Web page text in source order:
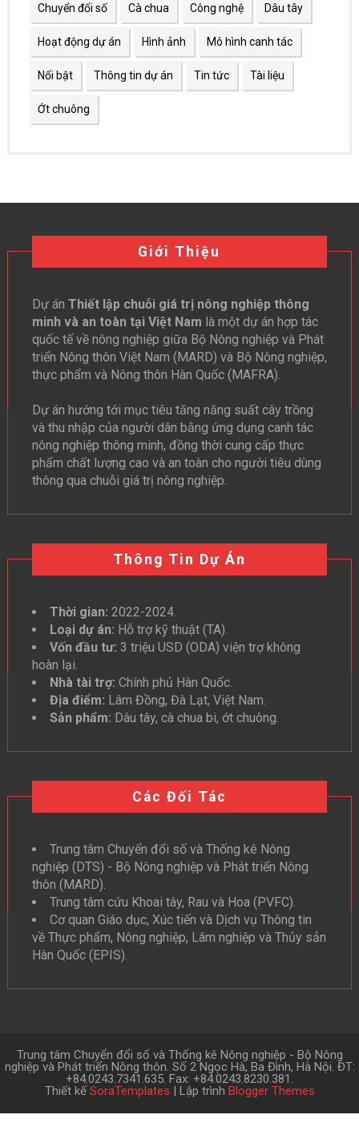
Chuyển đổi số Cà chua Công nghệ Dâu tây
Hoạt động dự án Hình ảnh Mô hình canh tác
Nổi bật Thông tin dự án Tin tức Tài liệu
Ớt chuông
Giới Thiệu
Dự án Thiết lập chuỗi giá trị nông nghiệp thông
minh và an toàn tại Việt Nam là một dự án hợp tác
quốc tế về nông nghiệp giữa Bộ Nông nghiệp và Phát
triển Nông thôn Việt Nam (MARD) và Bộ Nông nghiệp,
thực phẩm và Nông thôn Hàn Quốc (MAFRA).
Dự án hướng tới mục tiêu tăng năng suất cây trồng
và thu nhập của người dân bằng ứng dụng canh tác
nông nghiệp thông minh, đồng thời cung cấp thực
phẩm chất lượng cao và an toàn cho người tiêu dùng
thông qua chuỗi giá trị nông nghiệp.
Thông Tin Dự Án
Thời gian: 2022-2024.
Loại dự án: Hỗ trợ kỹ thuật (TA).
Vốn đầu tư: 3 triệu USD (ODA) viện trợ không
hoàn lại.
Nhà tài trợ: Chính phủ Hàn Quốc.
Địa điểm: Lâm Đồng, Đà Lạt, Việt Nam.
Sản phẩm: Dâu tây, cà chua bi, ớt chuông.
Các Đối Tác
Trung tâm Chuyển đổi số và Thống kê Nông
nghiệp (DTS) - Bộ Nông nghiệp và Phát triển Nông
thôn (MARD).
Trung tâm cứu Khoai tây, Rau và Hoa (PVFC).
Cơ quan Giáo dục, Xúc tiến và Dịch vụ Thông tin
về Thực phẩm, Nông nghiệp, Lâm nghiệp và Thủy sản
Hàn Quốc (EPIS).
Trung tâm Chuyển đổi số và Thống kê Nông nghiệp - Bộ Nông
nghiệp và Phát triển Nông thôn. Số 2 Ngọc Hà, Ba Đình, Hà Nội. ĐT:
+84.0243.7341.635. Fax: +84.0243.8230.381.
Thiết kếSoraTemplates | Lập trình Blogger Themes